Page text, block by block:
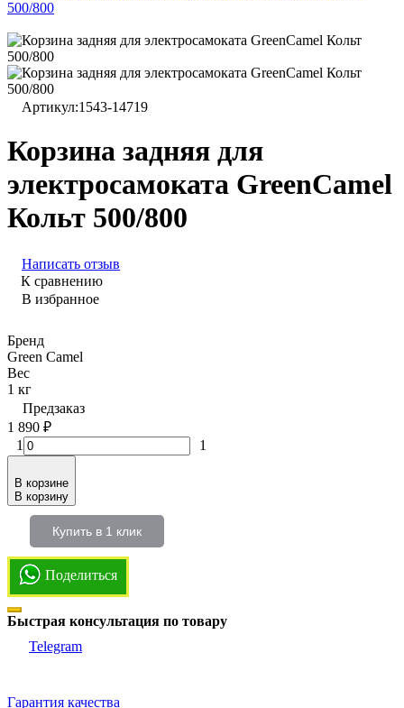
Артикул:1543-14719
Корзина задняя для
электросамоката GreenCamel
Кольт 500/800
Написать отзыв
К сравнению
В избранное
Бренд
Green Camel
Вес
1 кг
Предзаказ
1 890 ₽
1
1
В корзине
В корзину
Купить в 1 клик
Поделиться
Быстрая консультация по товару
Telegram
Гарантия качества